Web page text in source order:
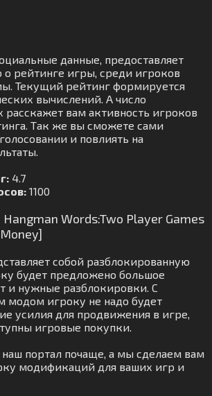
данные, предоставляет
рейтинге игры, среди игроков
Текущий рейтинг формируется
вычислений. А число
расскажет вам активность игроков
Так же вы сможете сами
и повлиять на
4.7
1100
Words:Two Player Games
собой разблокированную
будет предложено большое
и нужные разблокировки. С
модом игроку не надо будет
усилия для продвижения в игре,
игровые покупки.
портал почаще, а мы сделаем вам
модификаций для ваших игр и